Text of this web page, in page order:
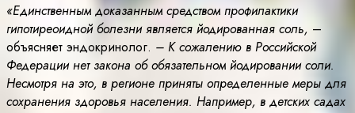
«Единственным доказанным средством профилактики
гипотиреоидной болезни является йодированная соль, –
объясняет эндокринолог. – К сожалению в Российской
Федерации нет закона об обязательном йодировании соли.
Несмотря на это, в регионе приняты определенные меры для
сохранения здоровья населения. Например, в детских садах